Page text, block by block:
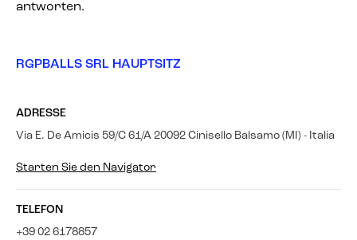
antworten.
RGPBALLS SRL HAUPTSITZ
ADRESSE
Via E. De Amicis 59/C 61/A 20092 Cinisello Balsamo (MI) - Italia
Starten Sie den Navigator
TELEFON
+39 02 6178857